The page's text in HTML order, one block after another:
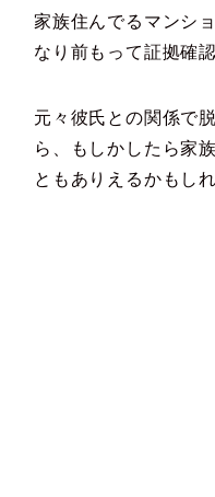
家族住んでるマンシ
なり前もって証拠確
元々彼氏との関係で
ら、もしかしたら家
ともありえるかもし